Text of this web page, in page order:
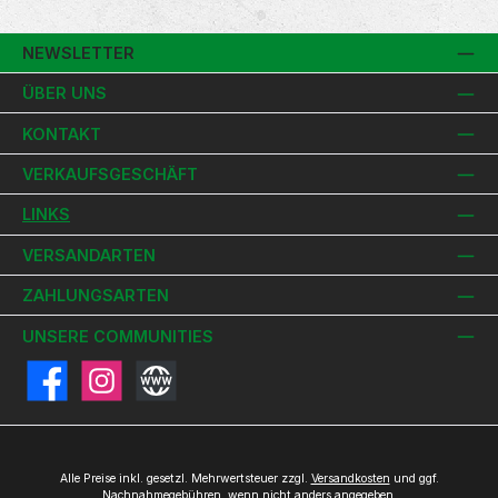
NEWSLETTER
ÜBER UNS
KONTAKT
VERKAUFSGESCHÄFT
LINKS
VERSANDARTEN
ZAHLUNGSARTEN
UNSERE COMMUNITIES
FacebookInstagramWebsite
Alle Preise inkl. gesetzl. Mehrwertsteuer zzgl. Versandkosten und ggf.